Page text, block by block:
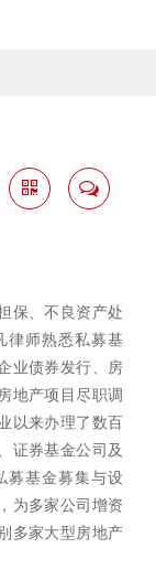
保、不良资产处
律师熟悉私募基
业债券发行、房
地产项目尽职调
以来办理了数百
证券基金公司及
募基金募集与设
为多家公司增资
多家大型房地产